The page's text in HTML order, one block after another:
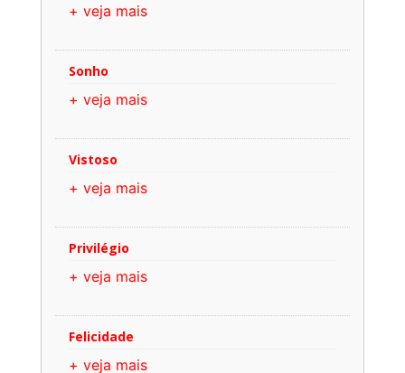
+ veja mais
Sonho
+ veja mais
Vistoso
+ veja mais
Privilégio
+ veja mais
Felicidade
+ veja mais